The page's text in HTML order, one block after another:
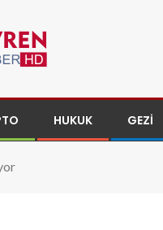
HUKUK GEZI